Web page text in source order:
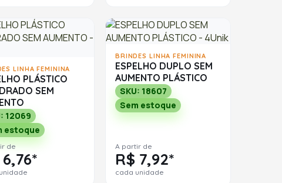
LINHA FEMININA
PLÁSTICO
SEM
12069
estoque
de
BRINDES LINHA FEMININA
ESPELHO DUPLO SEM
AUMENTO PLÁSTICO
SKU: 18607
Sem estoque
A partir de
R$ 7,92*
cada unidade